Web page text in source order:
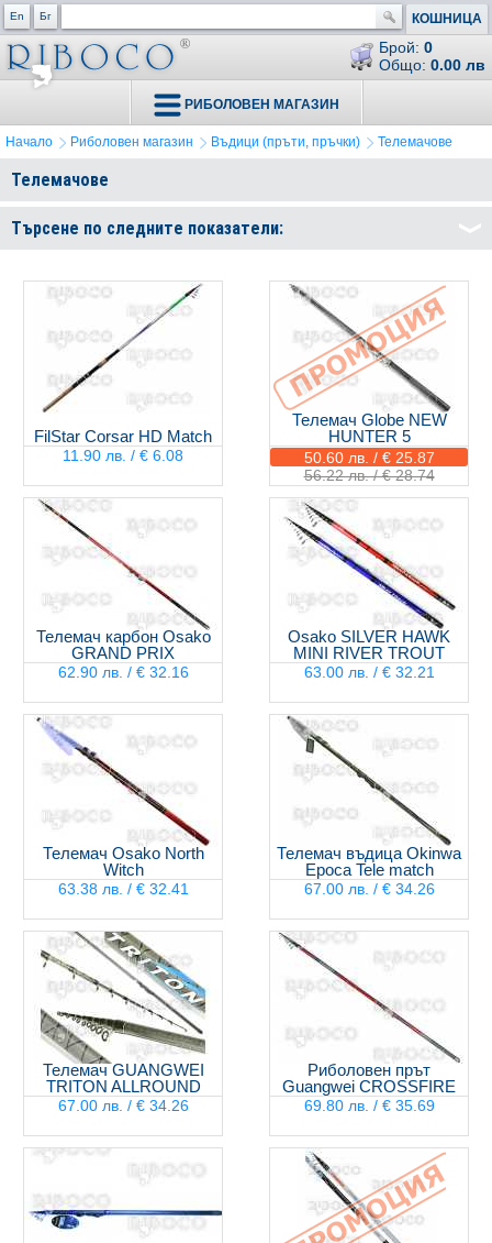
En Бг КОШНИЦА
Брой: 0
Общо: 0.00 лв
РИБОЛОВЕН МАГАЗИН
Начало Риболовен магазин Въдици (пръти, пръчки) Телемачове
Телемачове
Търсене по следните показатели:
FilStar Corsar HD Match
11.90 лв. / € 6.08
Телемач Globe NEW
HUNTER 5
50.60 лв. / € 25.87
56.22 лв. / € 28.74
Телемач карбон Osako
GRAND PRIX
62.90 лв. / € 32.16
Osako SILVER HAWK
MINI RIVER TROUT
63.00 лв. / € 32.21
Телемач Osako North
Witch
63.38 лв. / € 32.41
Телемач въдица Okinwa
Epoca Tele match
67.00 лв. / € 34.26
Телемач GUANGWEI
TRITON ALLROUND
67.00 лв. / € 34.26
Риболовен прът
Guangwei CROSSFIRE
69.80 лв. / € 35.69